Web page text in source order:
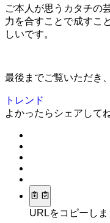
ご本人が思うカタチの
力を合すことで成すこ
しいです。
最後までご覧いただき
トレンド
よかったらシェアして
URLをコピーしま